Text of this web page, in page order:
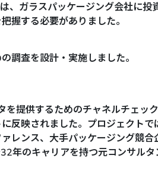
、ガラスパッケージング会社に投
握する必要がありました。
調査を設計・実施しました。
を提供するためのチャネルチェック
反映されました。プロジェクトで
レンス、大手パッケージング競合
年のキャリアを持つ元コンサル